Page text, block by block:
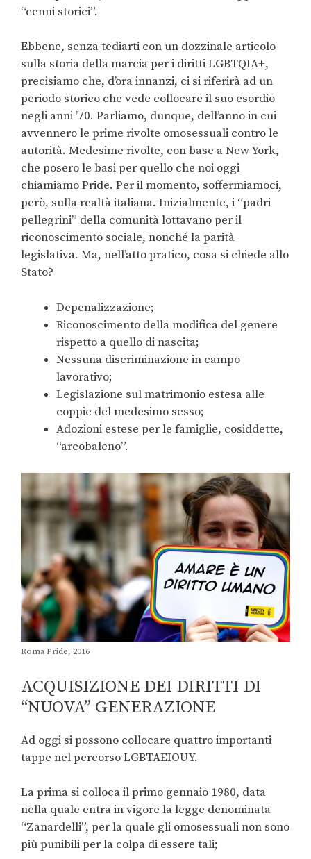
“cenni storici”.
Ebbene, senza tediarti con un dozzinale articolo
sulla storia della marcia per i diritti LGBTQIA+,
precisiamo che, d’ora innanzi, ci si riferirà ad un
periodo storico che vede collocare il suo esordio
negli anni ’70. Parliamo, dunque, dell’anno in cui
avvennero le prime rivolte omosessuali contro le
autorità. Medesime rivolte, con base a New York,
che posero le basi per quello che noi oggi
chiamiamo Pride. Per il momento, soffermiamoci,
però, sulla realtà italiana. Inizialmente, i “padri
pellegrini” della comunità lottavano per il
riconoscimento sociale, nonché la parità
legislativa. Ma, nell’atto pratico, cosa si chiede allo
Stato?
Depenalizzazione;
Riconoscimento della modifica del genere
rispetto a quello di nascita;
Nessuna discriminazione in campo
lavorativo;
Legislazione sul matrimonio estesa alle
coppie del medesimo sesso;
Adozioni estese per le famiglie, cosiddette,
“arcobaleno”.
Roma Pride, 2016
ACQUISIZIONE DEI DIRITTI DI
“NUOVA” GENERAZIONE
Ad oggi si possono collocare quattro importanti
tappe nel percorso LGBTAEIOUY.
La prima si colloca il primo gennaio 1980, data
nella quale entra in vigore la legge denominata
“Zanardelli”, per la quale gli omosessuali non sono
più punibili per la colpa di essere tali;